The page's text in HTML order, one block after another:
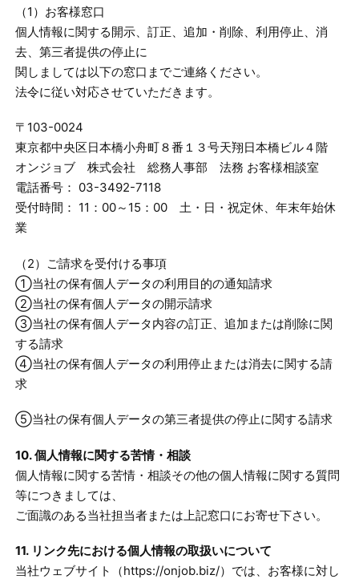
（1）お客様窓口
個人情報に関する開示、訂正、追加・削除、利用停止、消
去、第三者提供の停止に
関しましては以下の窓口までご連絡ください。
法令に従い対応させていただきます。
〒103-0024
東京都中央区日本橋小舟町８番１３号天翔日本橋ビル４階
オンジョブ 株式会社 総務人事部 法務 お客様相談室
電話番号： 03-3492-7118
受付時間： 11：00～15：00 土・日・祝定休、年末年始休
業
（2）ご請求を受付ける事項
①当社の保有個人データの利用目的の通知請求
②当社の保有個人データの開示請求
③当社の保有個人データ内容の訂正、追加または削除に関
する請求
④当社の保有個人データの利用停止または消去に関する請
求
⑤当社の保有個人データの第三者提供の停止に関する請求
10. 個人情報に関する苦情・相談
個人情報に関する苦情・相談その他の個人情報に関する質問
等につきましては、
ご面識のある当社担当者または上記窓口にお寄せ下さい。
11. リンク先における個人情報の取扱いについて
当社ウェブサイト（https://onjob.biz/）では、お客様に対し